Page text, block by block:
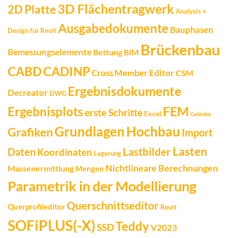
2D Platte3D Flächentragwerk Analysis +
Design für RevitAusgabedokumente Bauphasen
Bemessungselemente Bettung BIM Brückenbau
CABDCADINPCross Member EditorCSM
Decreator DWG Ergebnisdokumente
Ergebnisplotserste Schritte Excel FEM Gelenke
GrafikenGrundlagenHochbau Import
DatenKoordinaten Lagerung LastbilderLasten
Massenermittlung Mengen Nichtlineare Berechnungen
Parametrik in der Modellierung
QuerprofileditorQuerschnittseditor Revit
SOFiPLUS(-X)SSDTeddyV2023